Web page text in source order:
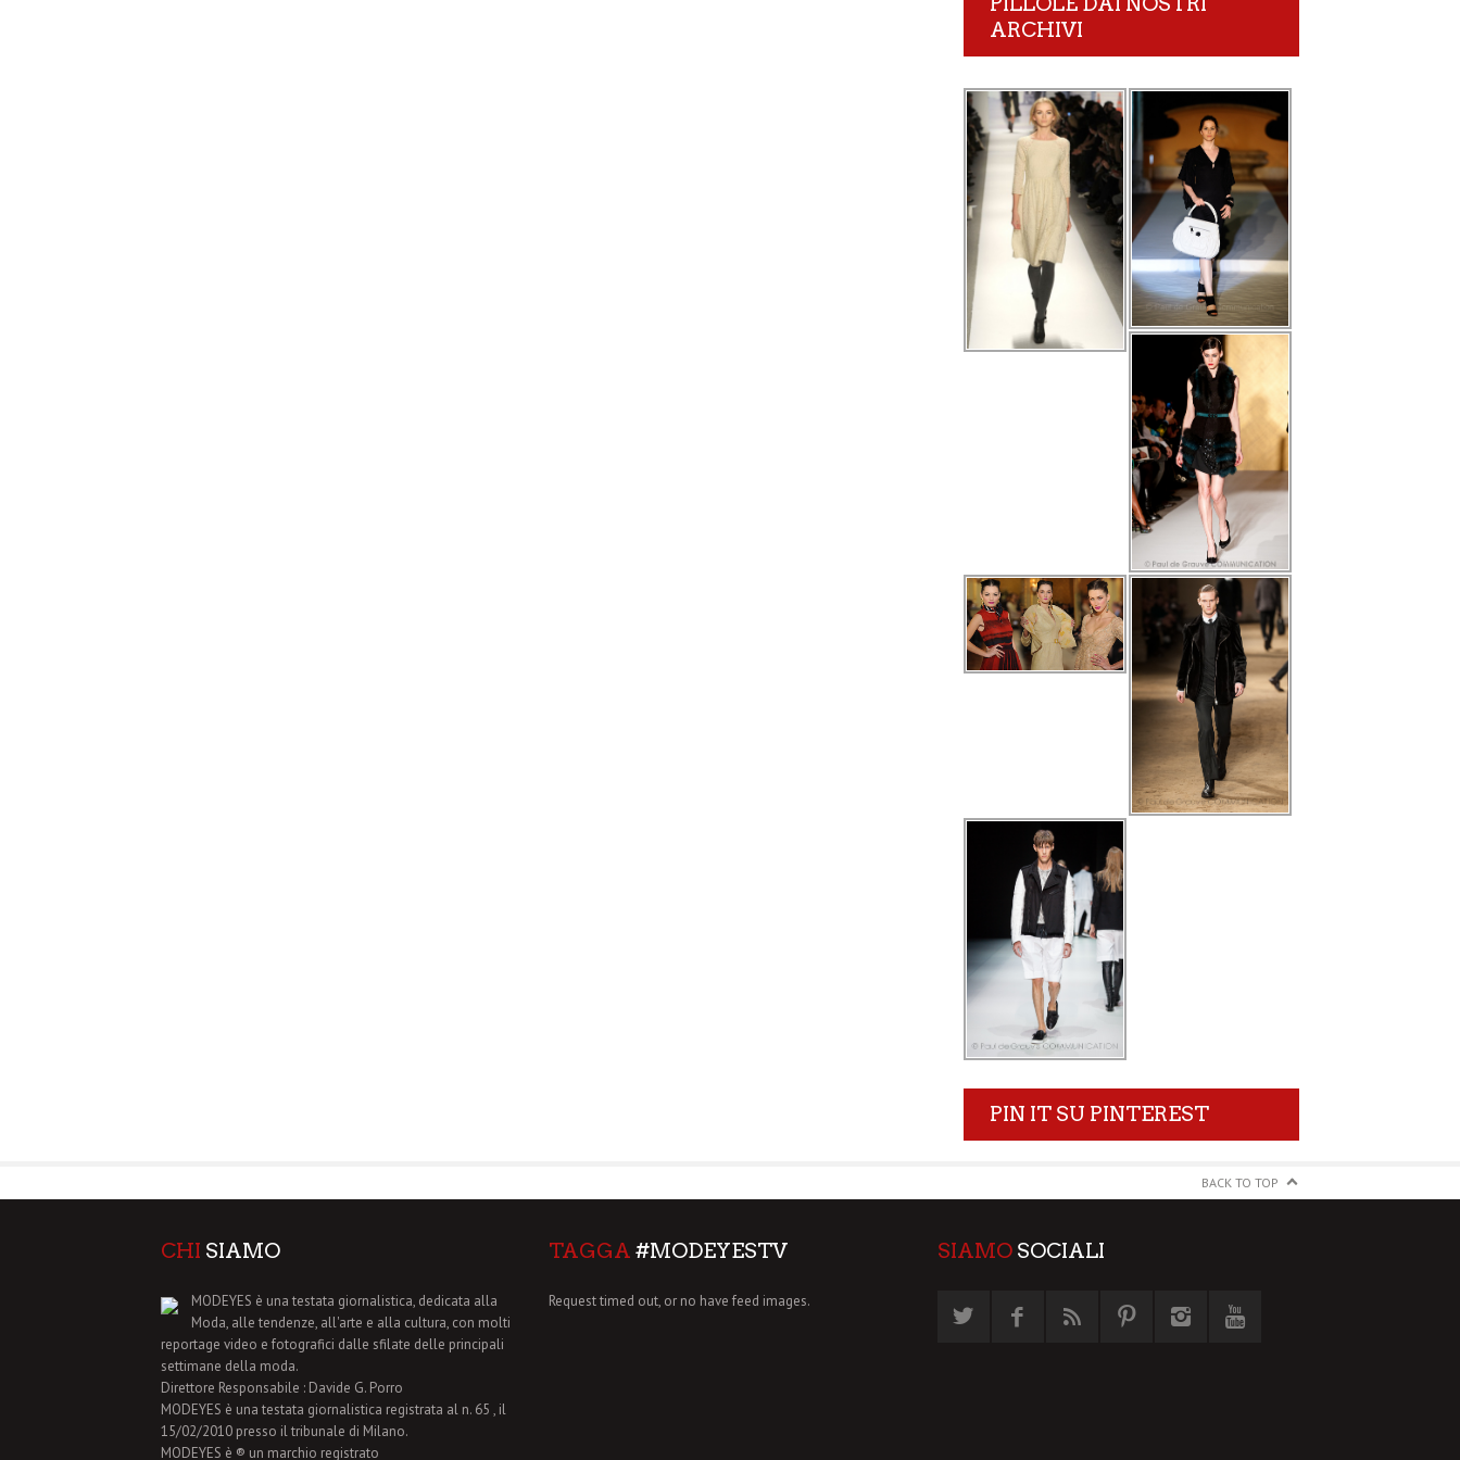
ARCHIVI
PIN IT SU PINTEREST
BACK TO TOP
CHI SIAMO
MODEYES è una testata giornalistica, dedicata alla
Moda, alle tendenze, all'arte e alla cultura, con molti
reportage video e fotografici dalle sfilate delle principali
settimane della moda.
Direttore Responsabile : Davide G. Porro
MODEYES è una testata giornalistica registrata al n. 65 , il
15/02/2010 presso il tribunale di Milano.
MODEYES è ® un marchio registrato
TAGGA #MODEYESTV
Request timed out, or no have feed images.
SIAMOSOCIALI